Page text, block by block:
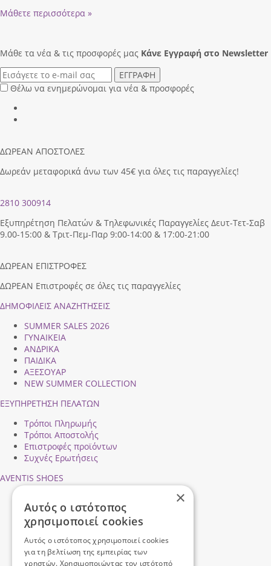
Μάθετε περισσότερα »
Μάθε τα νέα & τις προσφορές μας Κάνε Eγγραφή στο Newsletter
ΕΓΓΡΑΦΗ
Θέλω να ενημερώνομαι για νέα & προσφορές
ΔΩΡΕΑΝ ΑΠΟΣΤΟΛΕΣ
Δωρεάν μεταφορικά άνω των 45€ για όλες τις παραγγελίες!
2810 300914
Εξυπηρέτηση Πελατών & Τηλεφωνικές Παραγγελίες Δευτ-Τετ-Σαβ
9.00-15:00 & Τριτ-Πεμ-Παρ 9:00-14:00 & 17:00-21:00
ΔΩΡΕΑΝ ΕΠΙΣΤΡΟΦΕΣ
ΔΩΡΕΑΝ Επιστροφές σε όλες τις παραγγελίες
ΔΗΜΟΦΙΛEIΣ ΑΝΑΖΗΤΗΣΕΙΣ
SUMMER SALES 2026
ΓΥΝΑΙΚΕΙΑ
ΑΝΔΡΙΚΑ
ΠΑΙΔΙΚΑ
ΑΞΕΣΟΥΑΡ
NEW SUMMER COLLECTION
ΕΞΥΠΗΡΕΤΗΣΗ ΠΕΛΑΤΩΝ
Τρόποι Πληρωμής
Τρόποι Αποστολής
Επιστροφές προϊόντων
Συχνές Ερωτήσεις
AVENTIS SHOES
Ασφάλεια Συναλλαγών
Προσωπικά Δεδομένα
Όροι Χρήσης
×
Αυτός ο ιστότοπος
χρησιμοποιεί cookies
Αυτός ο ιστότοπος χρησιμοποιεί cookies
για τη βελτίωση της εμπειρίας των
χρηστών. Χρησιμοποιώντας τον ιστότοπό